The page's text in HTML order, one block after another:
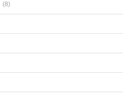
(8)